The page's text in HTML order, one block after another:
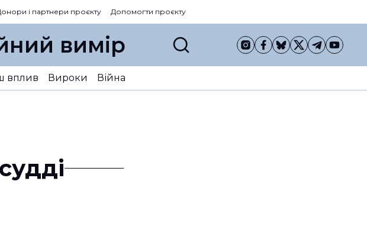
і партнери проєкту Допомогти проєкту
вимір
вплив Вироки Війна